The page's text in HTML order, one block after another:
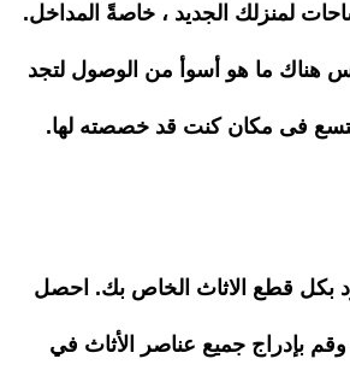
لمنزلك الجديد ، خاصةً المداخل.
هناك ما هو أسوأ من الوصول لتجد
تتسع فى مكان كنت قد خصصته لها.
بكل قطع الاثاث الخاص بك. احصل
بإدراج جميع عناصر الأثاث في